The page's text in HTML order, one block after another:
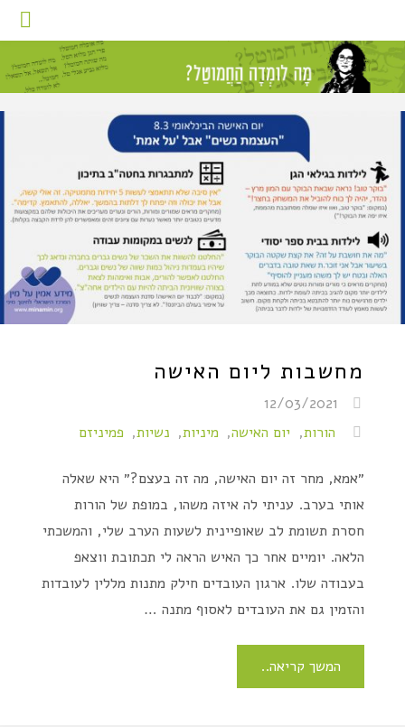
מחשבות ליום האישה
12/03/2021
הורות, יום האישה, מיניות, נשיות, פמיניזם
״אמא, מחר זה יום האישה, מה זה בעצם?״ היא שאלה
אותי בערב. עניתי לה איזה משהו, במופת של הורות
חסרת תשומת לב שאופיינית לשעות הערב שלי, והמשכתי
הלאה. יומיים אחר כך האיש הראה לי תכתובת ווצאפ
בעבודה שלו. ארגון העובדים חילק מתנות מללין לעובדות
והזמין גם את העובדים לאסוף מתנה …
המשך קריאה..